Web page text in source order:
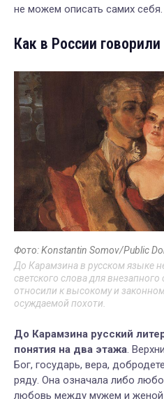
не можем описать самих себя.
Как в России
Фото: Konstantin Somov/Public
До Карамзина в русском языке
светского слова для
относили к высокому и
осуждаемой похоти.
До Карамзина русский
понятия на два этажа.
Бог, государь, вера,
ряду. Она означала либо
любовь между мужем и женой